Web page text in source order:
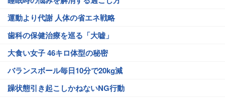
運動より代謝 人体の省エネ戦略
歯科の保健治療を巡る「大嘘」
大食い女子 46キロ体型の秘密
バランスボール毎日10分で20kg減
躁状態引き起こしかねないNG行動